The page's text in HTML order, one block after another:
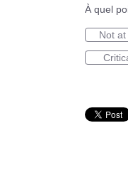
À quel
Not at